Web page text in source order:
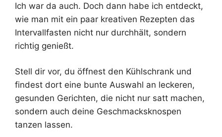
Ich war da auch. Doch dann habe ich entdeckt,
wie man mit ein paar kreativen Rezepten das
Intervallfasten nicht nur durchhält, sondern
richtig genießt.
Stell dir vor, du öffnest den Kühlschrank und
findest dort eine bunte Auswahl an leckeren,
gesunden Gerichten, die nicht nur satt machen,
sondern auch deine Geschmacksknospen
tanzen lassen.